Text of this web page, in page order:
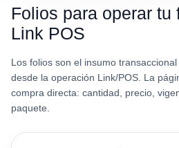
Folios para operar tu
Link POS
Los folios son el insumo
desde la operación Link/POS. La
compra directa: cantidad, precio,
paquete.